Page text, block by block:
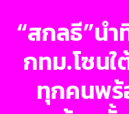
“สกลธี”น
กทม.โซน
ทุกคนพ